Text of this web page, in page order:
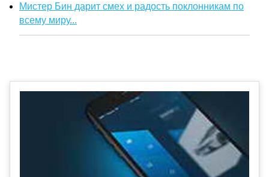
Мистер Бин дарит смех и радость поклонникам по
всему миру...